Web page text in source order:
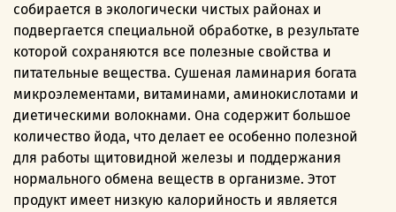
собирается в экологически чистых районах и
подвергается специальной обработке, в результате
которой сохраняются все полезные свойства и
питательные вещества. Сушеная ламинария богата
микроэлементами, витаминами, аминокислотами и
диетическими волокнами. Она содержит большое
количество йода, что делает ее особенно полезной
для работы щитовидной железы и поддержания
нормального обмена веществ в организме. Этот
продукт имеет низкую калорийность и является